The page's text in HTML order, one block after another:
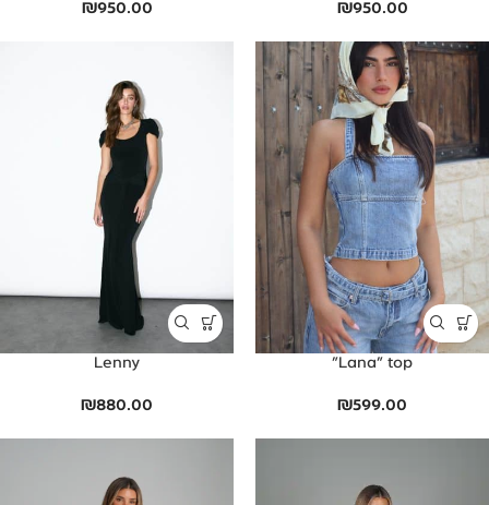
₪950.00
₪950.00
Lana” top”
₪599.00
Lenny
₪880.00